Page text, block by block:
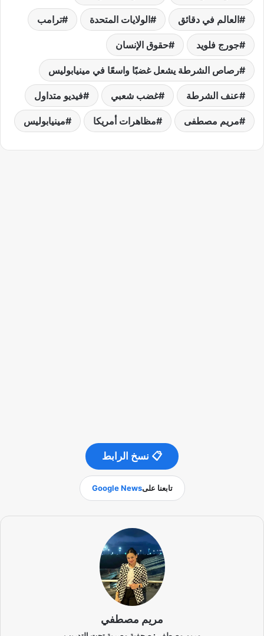
العالم في دقائق الولايات المتحدة ترامب
جورج فلويد حقوق الإنسان
رصاص الشرطة يشعل غضبًا واسعًا في مينيابوليس
عنف الشرطة غضب شعبي فيديو متداول
مريم مصطفى مظاهرات أمريكا مينيابوليس
📋 نسخ الرابط
تابعنا علىGoogle News
مريم مصطفي